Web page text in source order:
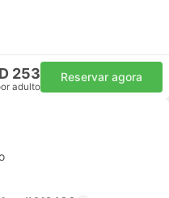
253
adulto
Reservar agora